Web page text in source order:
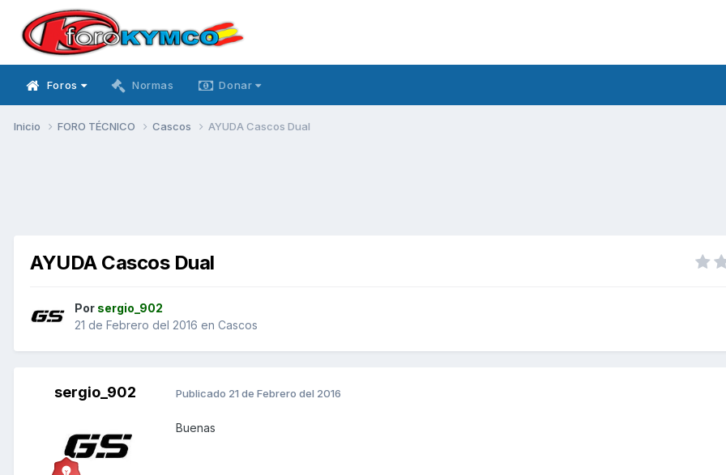
Foros Normas Donar
Inicio FORO TÉCNICO Cascos AYUDA Cascos Dual
AYUDA Cascos Dual
Por sergio_902
21 de Febrero del 2016 en Cascos
sergio_902 Publicado 21 de Febrero del 2016
Buenas